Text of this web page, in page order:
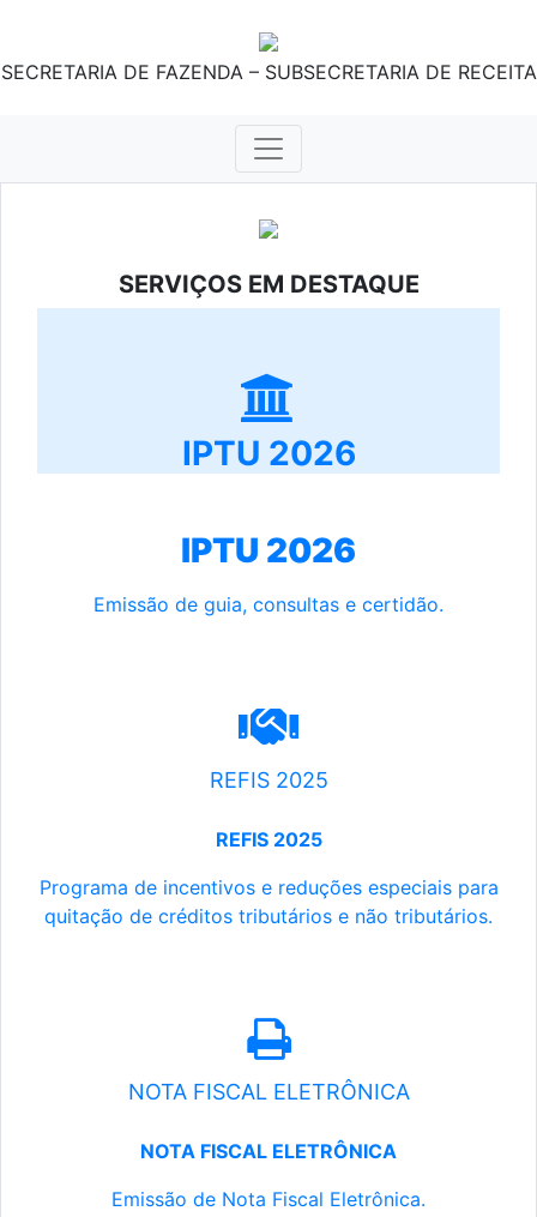
SECRETARIA DE FAZENDA – SUBSECRETARIA DE RECEITA
SERVIÇOS EM DESTAQUE
IPTU 2026
IPTU 2026
Emissão de guia, consultas e certidão.
REFIS 2025
REFIS 2025
Programa de incentivos e reduções especiais para
quitação de créditos tributários e não tributários.
NOTA FISCAL ELETRÔNICA
NOTA FISCAL ELETRÔNICA
Emissão de Nota Fiscal Eletrônica.